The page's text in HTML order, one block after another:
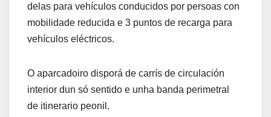
delas para vehículos conducidos por persoas con
mobilidade reducida e 3 puntos de recarga para
vehículos eléctricos.
O aparcadoiro disporá de carrís de circulación
interior dun só sentido e unha banda perimetral
de itinerario peonil.